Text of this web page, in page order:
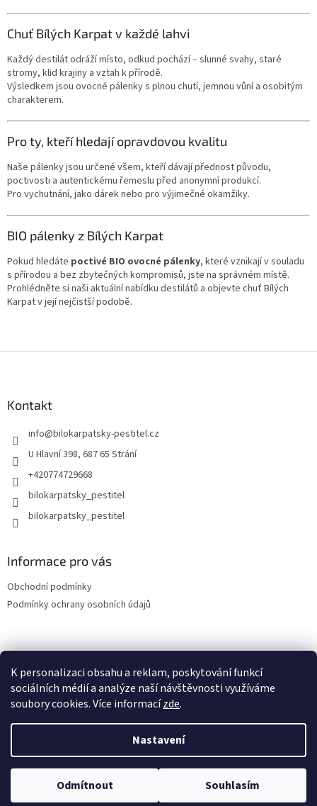
K personalizaci obsahu a reklam, poskytování funkcí
sociálních médií a analýze naší návštěvnosti využíváme
soubory cookies. Více informacízde.
Nastavení
Odmítnout Souhlasím
Chuť Bílých Karpat v každé lahvi
Každý destilát odráží místo, odkud pochází – slunné svahy, staré
stromy, klid krajiny a vztah k přírodě.
Výsledkem jsou ovocné pálenky s plnou chutí, jemnou vůní a osobitým
charakterem.
Pro ty, kteří hledají opravdovou kvalitu
Naše pálenky jsou určené všem, kteří dávají přednost původu,
poctivosti a autentickému řemeslu před anonymní produkcí.
Pro vychutnání, jako dárek nebo pro výjimečné okamžiky.
BIO pálenky z Bílých Karpat
Pokud hledáte poctivé BIO ovocné pálenky, které vznikají v souladu
s přírodou a bez zbytečných kompromisů, jste na správném místě.
Prohlédněte si naši aktuální nabídku destilátů a objevte chuť Bílých
Karpat v její nejčistší podobě.
Kontakt
info@bilokarpatsky-pestitel.cz
U Hlavní 398, 687 65 Strání
+420774729668
bilokarpatsky_pestitel
Informace pro vás
Obchodní podmínky
Podmínky ochrany osobních údajů
Copyright 2026bilokarpatsky-pestitel.cz. Všechna práva
vyhrazena.
Upravit nastavení cookies